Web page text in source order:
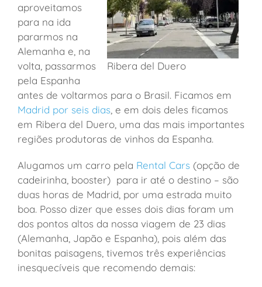
Ribera del Duero
aproveitamos
para na ida
pararmos na
Alemanha e, na
volta, passarmos
pela Espanha
antes de voltarmos para o Brasil. Ficamos em
Madrid por seis dias, e em dois deles ficamos
em Ribera del Duero, uma das mais importantes
regiões produtoras de vinhos da Espanha.
Alugamos um carro pela Rental Cars(opção de
cadeirinha, booster) para ir até o destino – são
duas horas de Madrid, por uma estrada muito
boa. Posso dizer que esses dois dias foram um
dos pontos altos da nossa viagem de 23 dias
(Alemanha, Japão e Espanha), pois além das
bonitas paisagens, tivemos três experiências
inesquecíveis que recomendo demais: